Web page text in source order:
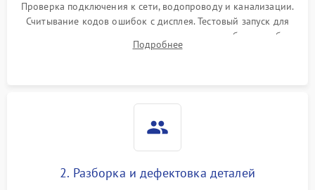
Проверка подключения к сети, водопроводу и канализации.
Считывание кодов ошибок с дисплея. Тестовый запуск для
выявления посторонних шумов, протечек или сбоев в работе
электронного модуля управления.
Подробнее
2. Разборка и дефектовка деталей